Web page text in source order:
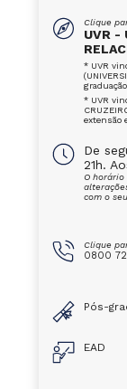
Clique
UVR -
* UVR
graduação
* UVR
extensão
De
21h.
O
com o
Clique
0800
Pós-
EAD